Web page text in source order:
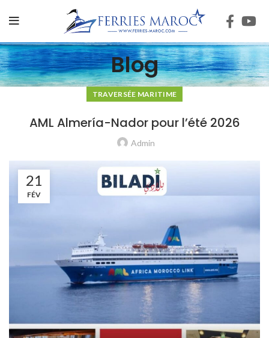
Blog
TRAVERSÉE MARITIME
AML Almería-Nador pour l’été 2026
Admin
21
FÉV